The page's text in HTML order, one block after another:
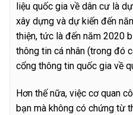
liệu quốc gia về dân cư là
xây dựng và dự kiến đến
thiện, tức là đến năm 2020
thông tin cá nhân (trong đó
cổng thông tin quốc gia về
Hơn thế nữa, việc cơ quan
bạn mà không có chứng từ